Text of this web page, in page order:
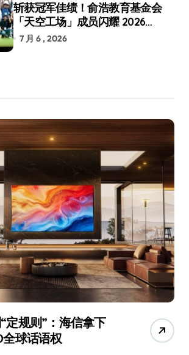
斩获冠军佳绩！俞浩教育基金会
「天空工场」成员闪耀 2026
RoboCup 机器人世界杯
7 月 6 , 2026
定规则”：海信拿下
全球话语权